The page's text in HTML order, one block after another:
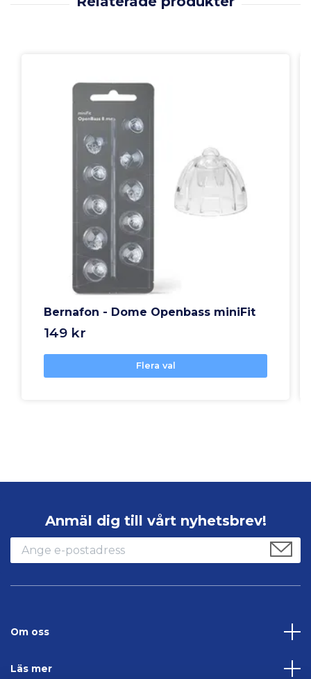
Bernafon - Dome Openbass miniFit
149 kr
Flera val
Anmäl dig till vårt nyhetsbrev!
Om oss
Läs mer